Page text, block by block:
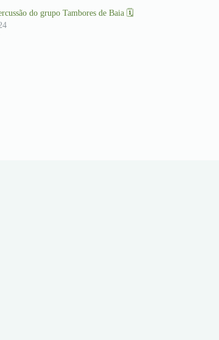
do grupo Tambores de Baia 🗓